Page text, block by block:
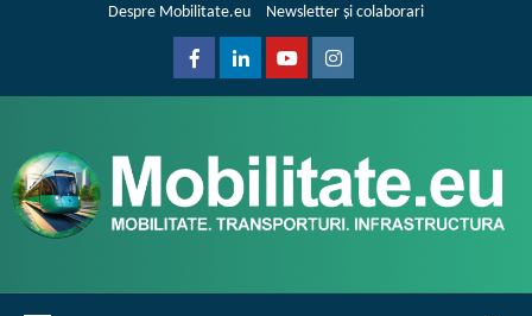
Despre Mobilitate.eu Newsletter și colaborari
FacebookLinkedinYoutubeInstagram